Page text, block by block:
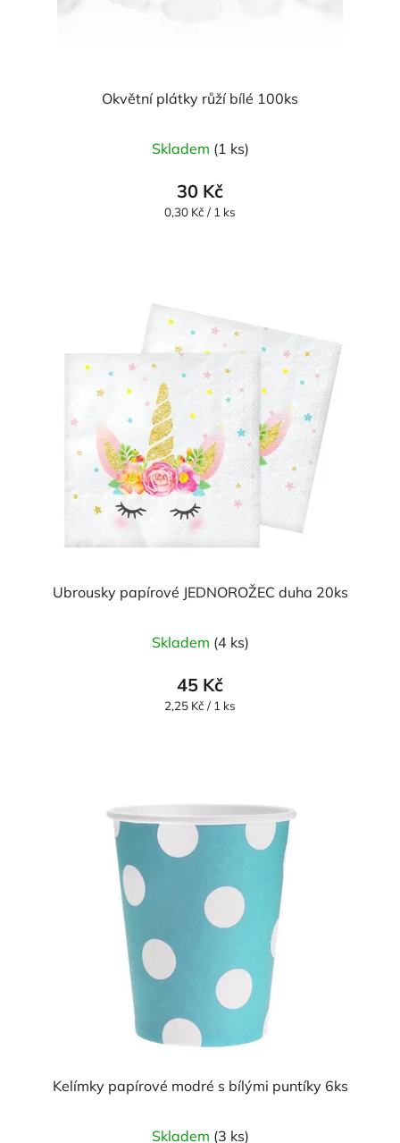
Okvětní plátky růží bílé 100ks
hodnocení
produktu
je
Skladem (1 ks)
30 Kč
Měrná
0,30 Kč / 1 ks
Ubrousky papírové JEDNOROŽEC duha 20ks
Skladem (4 ks)
45 Kč
Měrná
2,25 Kč / 1 ks
Kelímky papírové modré s bílými puntíky 6ks
Skladem (3 ks)